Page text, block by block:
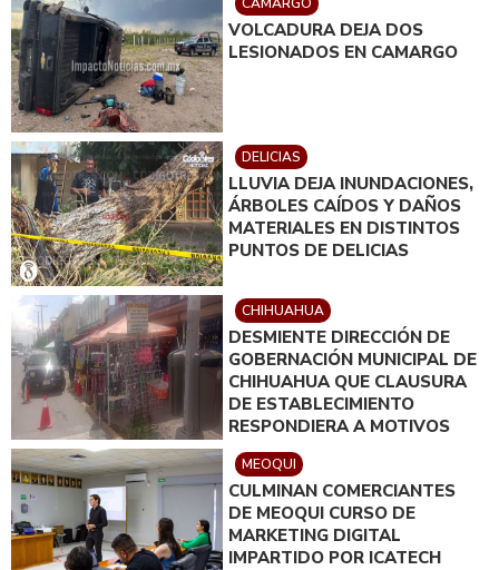
VOLCADURA DEJA DOS
LESIONADOS EN CAMARGO
DELICIAS
LLUVIA DEJA INUNDACIONES,
ÁRBOLES CAÍDOS Y DAÑOS
MATERIALES EN DISTINTOS
PUNTOS DE DELICIAS
CHIHUAHUA
DESMIENTE DIRECCIÓN DE
GOBERNACIÓN MUNICIPAL DE
CHIHUAHUA QUE CLAUSURA
DE ESTABLECIMIENTO
RESPONDIERA A MOTIVOS
POLÍTICOS
MEOQUI
CULMINAN COMERCIANTES
DE MEOQUI CURSO DE
MARKETING DIGITAL
IMPARTIDO POR ICATECH